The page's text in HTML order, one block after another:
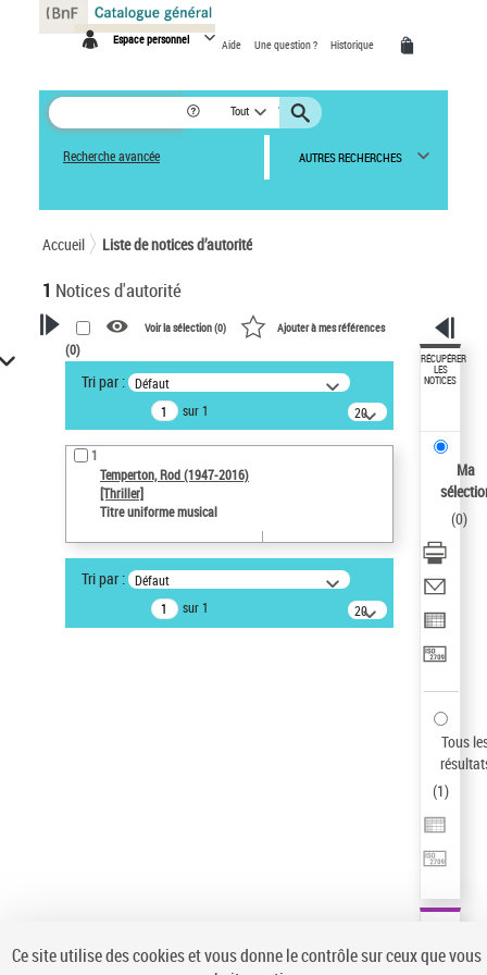
Espace personnel Aide Une question ? Historique
Tout
Recherche avancée AUTRES RECHERCHES
Accueil Liste de notices d’autorité
1 Notices d'autorité
VOTRE RECHERCHE
Recherche avancée dans les
notices d’autorité
Œuvres liées à l'auteur :
Temperton, Rod (1947-2016)
Auteur d’œuvre
Statut de la notice d’autorité
Notice élémentaire
Type de notice d'autorité
Voir la sélection (0) Ajouter à mes références
(0)
Tri par : Défaut
sur 1
20
résultats/page
1
Temperton, Rod (1947-2016)
[Thriller]
Titre uniforme musical
Tri par : Défaut
sur 1
20
résultats/page
RÉCUPÉRER
LES
NOTICES
Ma
(0)
Tous
(1)
Panneau de gestion des cookies
Ce site utilise des cookies et vous donne le contrôle sur ceux que vous